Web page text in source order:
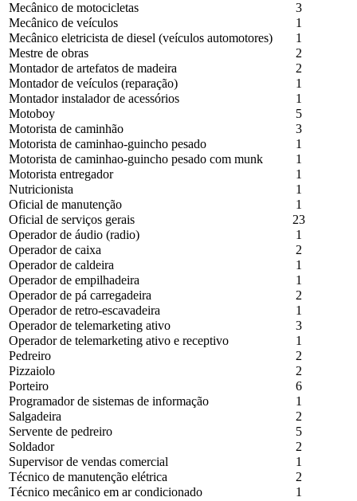
Mecânico de motocicletas
3
Mecânico de veículos
1
Mecânico eletricista de diesel (veículos automotores)
1
Mestre de obras
2
Montador de artefatos de madeira
2
Montador de veículos (reparação)
1
Montador instalador de acessórios
1
Motoboy
5
Motorista de caminhão
3
Motorista de caminhao-guincho pesado
1
Motorista de caminhao-guincho pesado com munk
1
Motorista entregador
1
Nutricionista
1
Oficial de manutenção
1
Oficial de serviços gerais
23
Operador de áudio (radio)
1
Operador de caixa
2
Operador de caldeira
1
Operador de empilhadeira
1
Operador de pá carregadeira
2
Operador de retro-escavadeira
1
Operador de telemarketing ativo
3
Operador de telemarketing ativo e receptivo
1
Pedreiro
2
Pizzaiolo
2
Porteiro
6
Programador de sistemas de informação
1
Salgadeira
2
Servente de pedreiro
5
Soldador
2
Supervisor de vendas comercial
1
Técnico de manutenção elétrica
2
Técnico mecânico em ar condicionado
1